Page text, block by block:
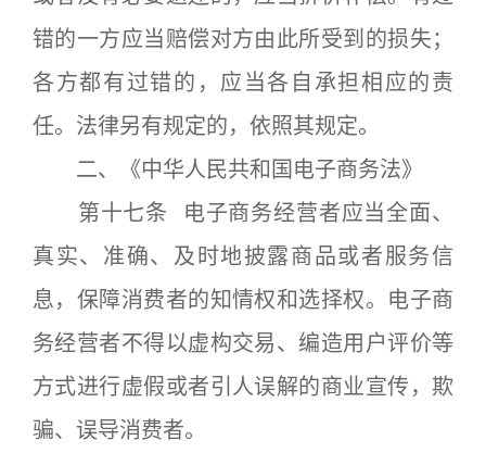
错的一方应当赔偿对方由此所受到的损失；
各方都有过错的，应当各自承担相应的责
任。法律另有规定的，依照其规定。
二、《中华人民共和国电子商务法》
第十七条 电子商务经营者应当全面、
真实、准确、及时地披露商品或者服务信
息，保障消费者的知情权和选择权。电子商
务经营者不得以虚构交易、编造用户评价等
方式进行虚假或者引人误解的商业宣传，欺
骗、误导消费者。